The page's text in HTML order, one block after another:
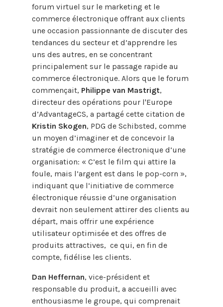
forum virtuel sur le marketing et le
commerce électronique offrant aux clients
une occasion passionnante de discuter des
tendances du secteur et d’apprendre les
uns des autres, en se concentrant
principalement sur le passage rapide au
commerce électronique. Alors que le forum
commençait, Philippe van Mastrigt,
directeur des opérations pour l'Europe
d’AdvantageCS, a partagé cette citation de
Kristin Skogen, PDG de Schibsted, comme
un moyen d’imaginer et de concevoir la
stratégie de commerce électronique d’une
organisation: « C’est le film qui attire la
foule, mais l’argent est dans le pop-corn »,
indiquant que l’initiative de commerce
électronique réussie d’une organisation
devrait non seulement attirer des clients au
départ, mais offrir une expérience
utilisateur optimisée et des offres de
produits attractives, ce qui, en fin de
compte, fidélise les clients.
Dan Heffernan, vice-président et
responsable du produit, a accueilli avec
enthousiasme le groupe, qui comprenait